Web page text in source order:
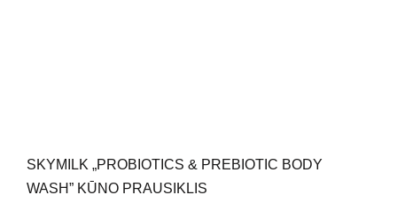
SKYMILK „PROBIOTICS & PREBIOTIC BODY
WASH” KŪNO PRAUSIKLIS